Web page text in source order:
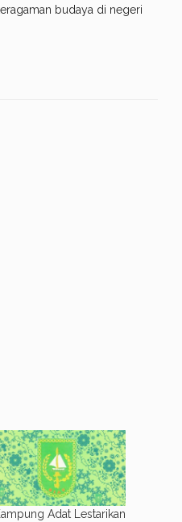
budaya di negeri
Adat Lestarikan